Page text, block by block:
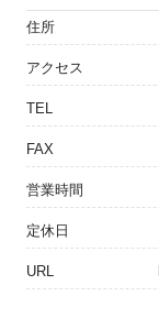
住所
アクセス
TEL
FAX
営業時間
定休日
URL